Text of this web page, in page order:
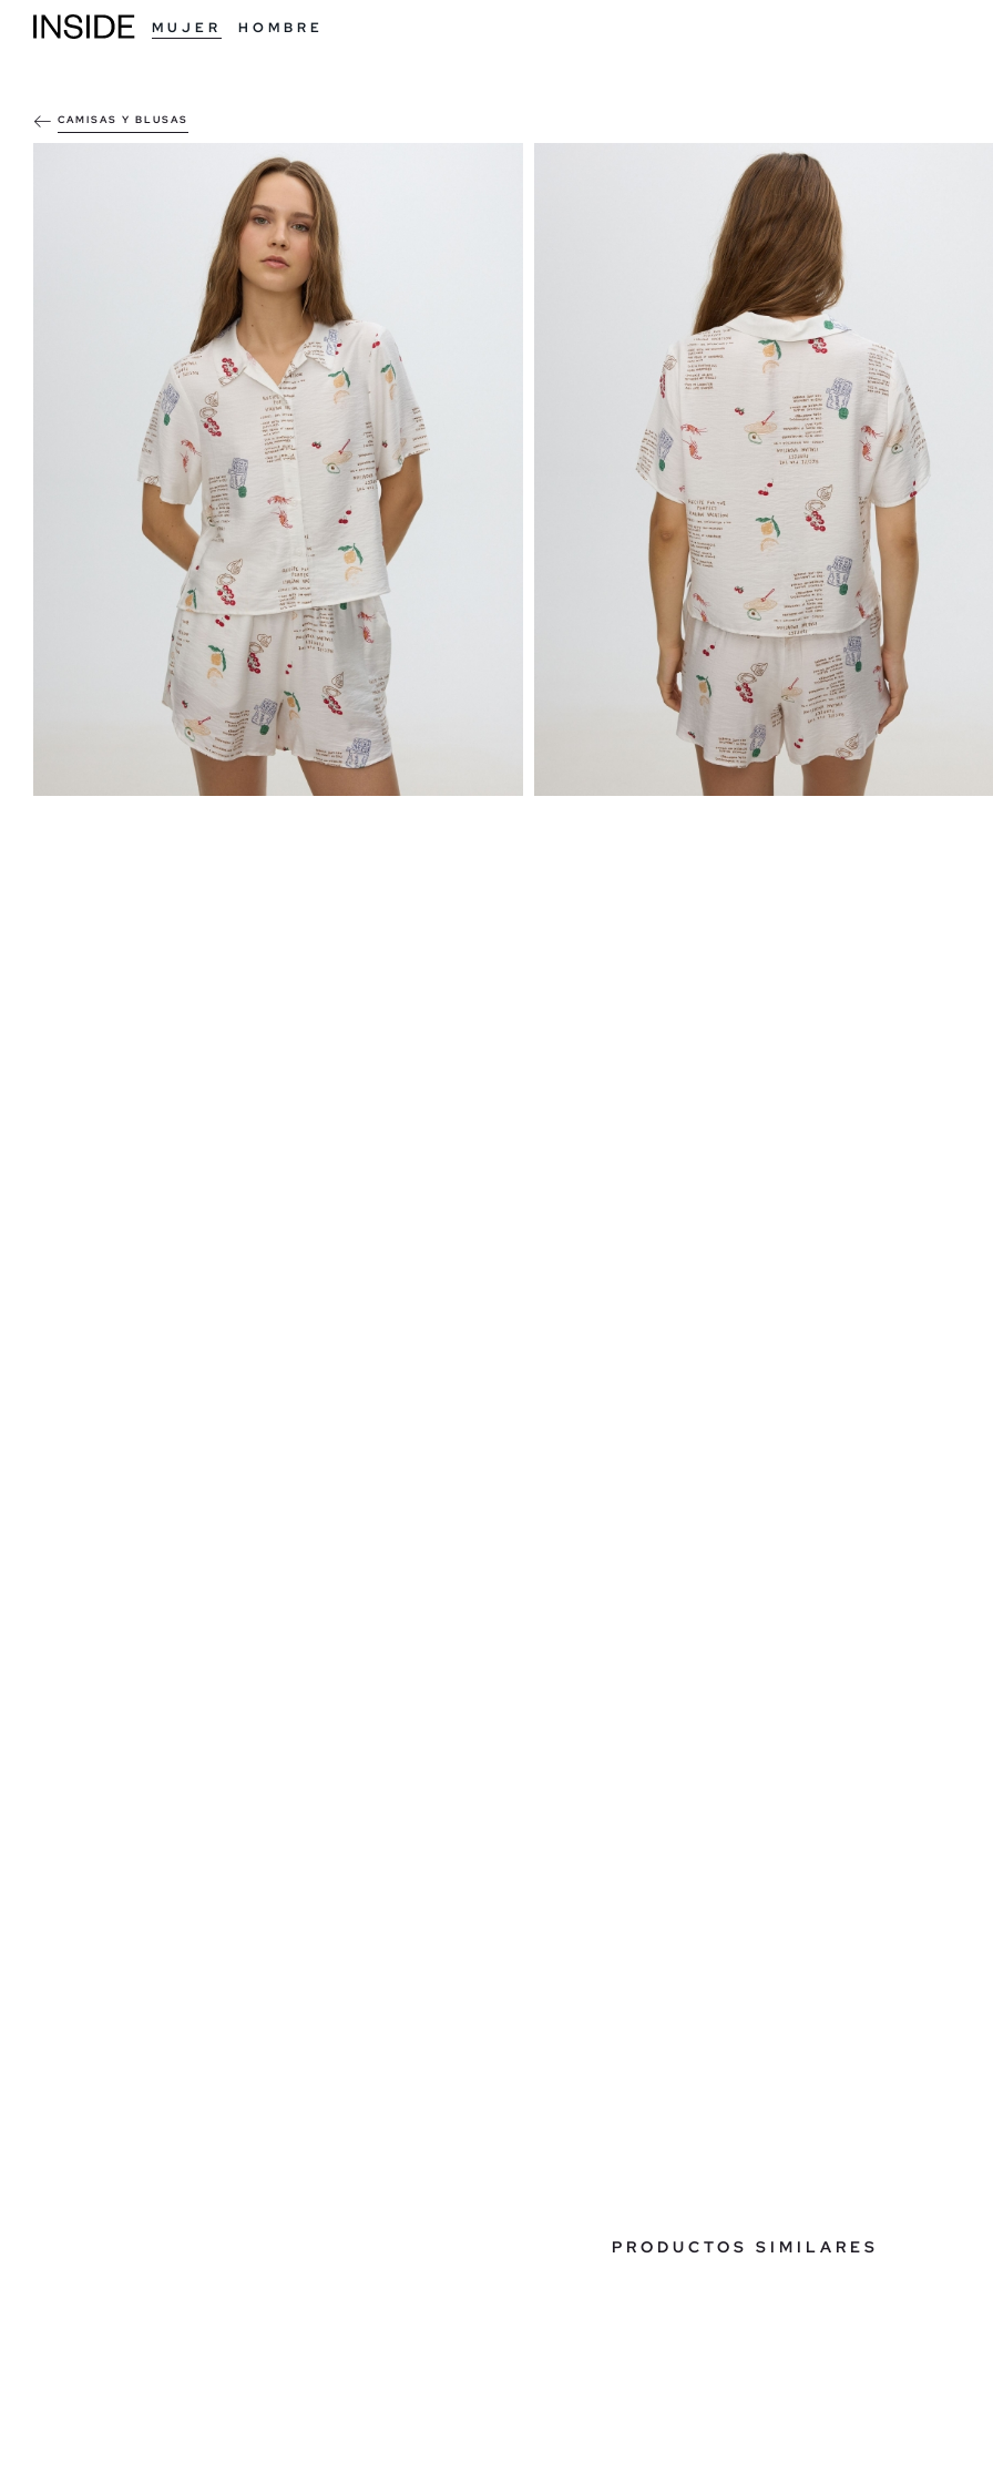
MUJER HOMBRE
CAMISAS Y BLUSAS
PRODUCTOS SIMILARES